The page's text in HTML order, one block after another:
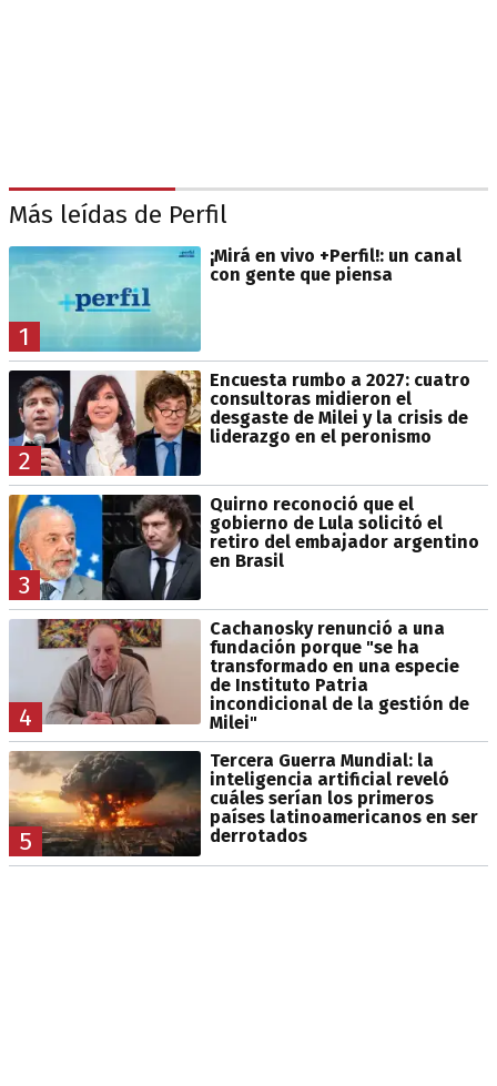
Más leídas de Perfil
1
¡Mirá en vivo +Perfil!: un canal
con gente que piensa
2
Encuesta rumbo a 2027: cuatro
consultoras midieron el
desgaste de Milei y la crisis de
liderazgo en el peronismo
3
Quirno reconoció que el
gobierno de Lula solicitó el
retiro del embajador argentino
en Brasil
4
Cachanosky renunció a una
fundación porque "se ha
transformado en una especie
de Instituto Patria
incondicional de la gestión de
Milei"
5
Tercera Guerra Mundial: la
inteligencia artificial reveló
cuáles serían los primeros
países latinoamericanos en ser
derrotados